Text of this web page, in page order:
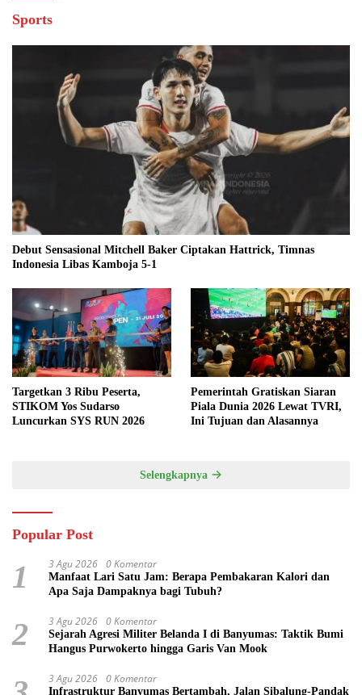
Sports
Debut Sensasional Mitchell Baker Ciptakan Hattrick, Timnas
Indonesia Libas Kamboja 5-1
Targetkan 3 Ribu Peserta,
STIKOM Yos Sudarso
Luncurkan SYS RUN 2026
Pemerintah Gratiskan Siaran
Piala Dunia 2026 Lewat TVRI,
Ini Tujuan dan Alasannya
Selengkapnya
Popular Post
1 3 Agu 2026 0 Komentar
Manfaat Lari Satu Jam: Berapa Pembakaran Kalori dan
Apa Saja Dampaknya bagi Tubuh?
2 3 Agu 2026 0 Komentar
Sejarah Agresi Militer Belanda I di Banyumas: Taktik Bumi
Hangus Purwokerto hingga Garis Van Mook
3 Agu 2026 0 Komentar
Infrastruktur Banyumas Bertambah, Jalan Sibalung-Pandak